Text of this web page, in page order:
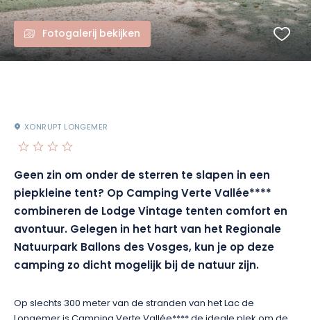
Fotogalerij bekijken
XONRUPT LONGEMER
Geen zin om onder de sterren te slapen in een
piepkleine tent? Op Camping Verte Vallée****
combineren de Lodge Vintage tenten comfort en
avontuur. Gelegen in het hart van het Regionale
Natuurpark Ballons des Vosges, kun je op deze
camping zo dicht mogelijk bij de natuur zijn.
Op slechts 300 meter van de stranden van het Lac de